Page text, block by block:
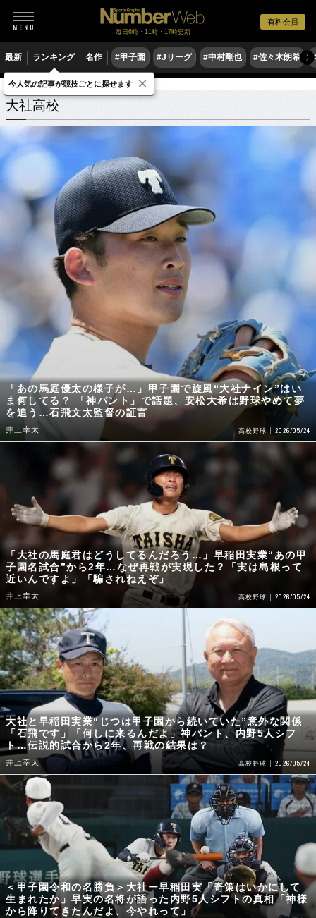
有料会員
毎日6時・11時・17時更新
最新 ランキング 名作 #甲子園 #Jリーグ #中村剛也 #佐々木朗希 〉
学校 島根県 大社高校 関連記事
大社高校
「あの馬庭優太の様子が…」甲子園で旋風“大社ナイン”はい
ま何してる？ 「神バント」で話題、安松大希は野球やめて夢
を追う…石飛文太監督の証言
井上幸太 高校野球 2026/05/24
「大社の馬庭君はどうしてるんだろう…」早稲田実業“あの甲
子園名試合”から2年…なぜ再戦が実現した？「実は島根って
近いんですよ」「騙されねえぞ」
井上幸太 高校野球 2026/05/24
大社と早稲田実業“じつは甲子園から続いていた”意外な関係
「石飛です」「何しに来るんだよ」神バント、内野5人シフ
ト…伝説的試合から2年、再戦の結果は？
井上幸太 高校野球 2026/05/24
＜甲子園令和の名勝負＞大社ー早稲田実「奇策はいかにして
生まれたか」早実の名将が語った内野5人シフトの真相「神様
から降りてきたんだよ、今やれって」
今人気の記事が競技ごとに探せます ×